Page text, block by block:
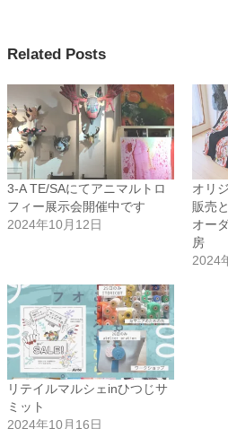
Related Posts
3-A TE/SAにてアニマルトロ
フィー展示会開催中です
2024年10月12日
オリ
販売
オー
房
2024
リテイルマルシェinひつじサ
ミット
2024年10月16日